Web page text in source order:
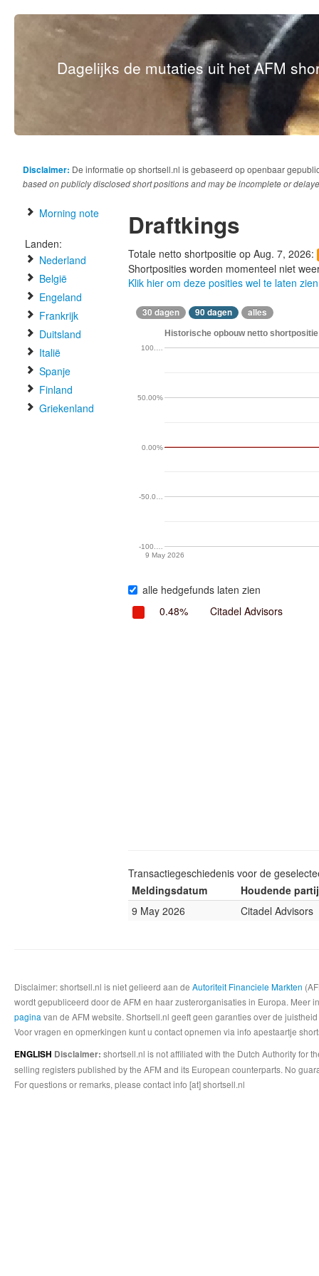
Dagelijks de mutaties uit het AFM
Disclaimer: De informatie op shortsell.nl is gebaseerd op openbaar
based on publicly disclosed short positions and may be incomplete or
Morning note
Landen:
Nederland
België
Engeland
Frankrijk
Duitsland
Italië
Spanje
Finland
Griekenland
Draftkings
Totale netto shortpositie op Aug. 7, 2026:
Shortposities worden momenteel niet
Klik hier om deze posities wel te laten zien
30 dagen 90 dagen alles
Historische opbouw netto
9 May 2026
-100.…
-50.0…
0.00%
50.00%
100.…
alle hedgefunds laten zien
0.48%
Citadel Advisors
Transactiegeschiedenis voor de
Meldingsdatum
Houdende partij
9 May 2026
Citadel Advisors
Disclaimer: shortsell.nl is niet gelieerd aan de Autoriteit Financiele Markten
wordt gepubliceerd door de AFM en haar zusterorganisaties in Europa.
pagina van de AFM website. Shortsell.nl geeft geen garanties over de
Voor vragen en opmerkingen kunt u contact opnemen via info apestaartje
ENGLISH Disclaimer: shortsell.nl is not affiliated with the Dutch Authority for
selling registers published by the AFM and its European counterparts. No
For questions or remarks, please contact info [at] shortsell.nl